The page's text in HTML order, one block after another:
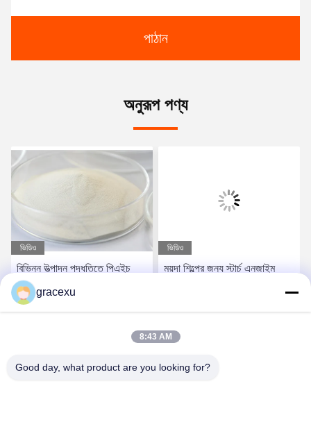
পাঠান
অনুরূপ পণ্য
ভিডিও
বিভিন্ন উত্পাদন পদ্ধতিতে পিএইচ
পরিসীমা 4.5-6.5 এর জন্য পাউডার
অ্যামিলোলাইটিক এনজাইম
ভিডিও
ময়দা শিল্পের জন্য স্টার্চ এনজাইম
gracexu
8:43 AM
Good day, what product are you looking for?